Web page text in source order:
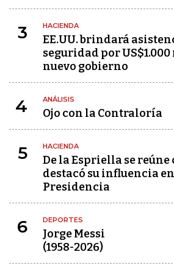
3 HACIENDA
EE.UU. brindará
seguridad por
nuevo gobierno
4 ANÁLISIS
Ojo con la Contraloría
5 HACIENDA
De la Espriella se
destacó su influencia
Presidencia
6 DEPORTES
Jorge Messi
(1958-2026)